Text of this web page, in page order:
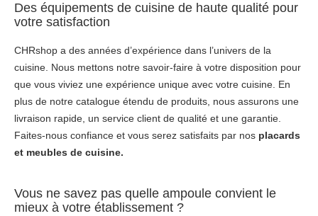
Des équipements de cuisine de haute qualité pour
votre satisfaction
CHRshop a des années d’expérience dans l’univers de la
cuisine. Nous mettons notre savoir-faire à votre disposition pour
que vous viviez une expérience unique avec votre cuisine. En
plus de notre catalogue étendu de produits, nous assurons une
livraison rapide, un service client de qualité et une garantie.
Faites-nous confiance et vous serez satisfaits par nos placards
et meubles de cuisine.
Vous ne savez pas quelle ampoule convient le
mieux à votre établissement ?